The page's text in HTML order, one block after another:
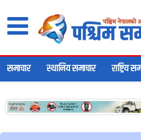
समाचार स्थानिय समाचार राष्ट्रिय